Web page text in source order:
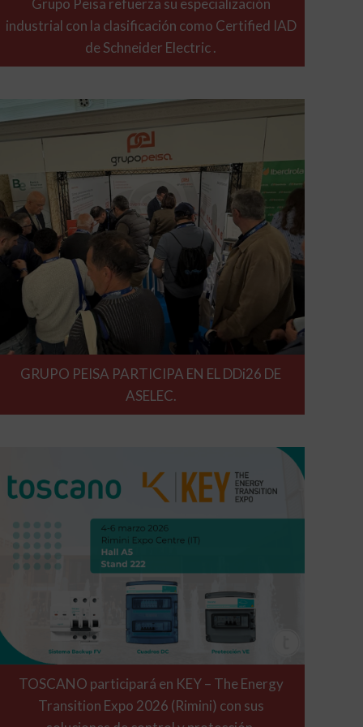
Grupo Peisa refuerza su especialización
industrial con la clasificación como Certified IAD
de Schneider Electric .
GRUPO PEISA PARTICIPA EN EL DDi26 DE
ASELEC.
TOSCANO participará en KEY – The Energy
Transition Expo 2026 (Rimini) con sus